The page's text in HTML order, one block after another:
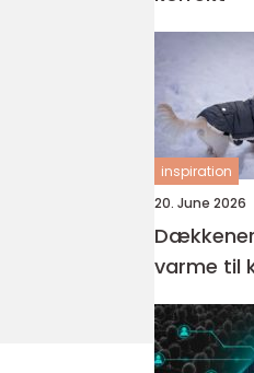
inspiration
20. June 2026
varme til